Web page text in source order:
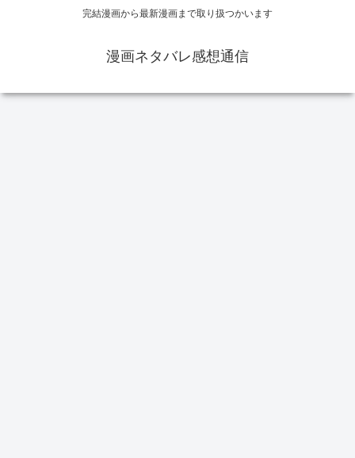
完結漫画から最新漫画まで取り扱つかいます
漫画ネタバレ感想通信